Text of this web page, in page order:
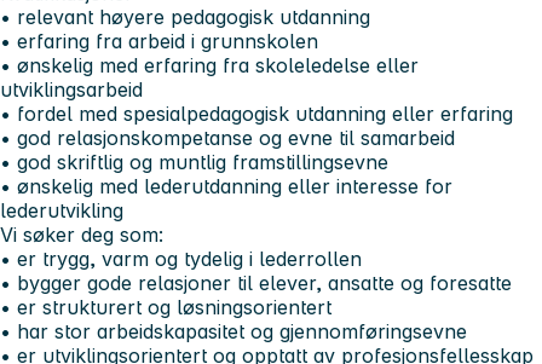
• relevant høyere pedagogisk utdanning
• erfaring fra arbeid i grunnskolen
• ønskelig med erfaring fra skoleledelse eller
utviklingsarbeid
• fordel med spesialpedagogisk utdanning eller erfaring
• god relasjonskompetanse og evne til samarbeid
• god skriftlig og muntlig framstillingsevne
• ønskelig med lederutdanning eller interesse for
lederutvikling
Vi søker deg som:
• er trygg, varm og tydelig i lederrollen
• bygger gode relasjoner til elever, ansatte og foresatte
• er strukturert og løsningsorientert
• har stor arbeidskapasitet og gjennomføringsevne
• er utviklingsorientert og opptatt av profesjonsfellesskap